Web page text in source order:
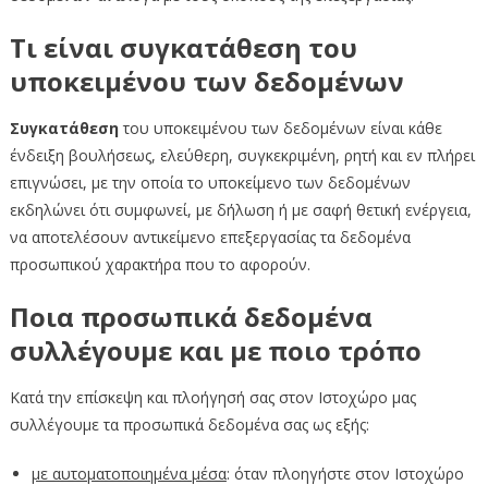
Τι είναι συγκατάθεση του
υποκειμένου των δεδομένων
Συγκατάθεσητου υποκειμένου των δεδομένων είναι κάθε
ένδειξη βουλήσεως, ελεύθερη, συγκεκριμένη, ρητή και εν πλήρει
επιγνώσει, με την οποία το υποκείμενο των δεδομένων
εκδηλώνει ότι συμφωνεί, με δήλωση ή με σαφή θετική ενέργεια,
να αποτελέσουν αντικείμενο επεξεργασίας τα δεδομένα
προσωπικού χαρακτήρα που το αφορούν.
Ποια προσωπικά δεδομένα
συλλέγουμε και με ποιο τρόπο
Κατά την επίσκεψη και πλοήγησή σας στον Ιστοχώρο μας
συλλέγουμε τα προσωπικά δεδομένα σας ως εξής:
με αυτοματοποιημένα μέσα: όταν πλοηγήστε στον Ιστοχώρο